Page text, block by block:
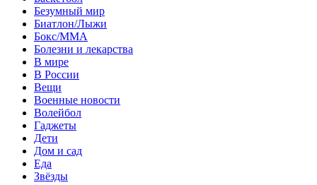
Безумный мир
Биатлон/Лыжи
Бокс/MMA
Болезни и лекарства
В мире
В России
Вещи
Военные новости
Волейбол
Гаджеты
Дети
Дом и сад
Еда
Звёзды